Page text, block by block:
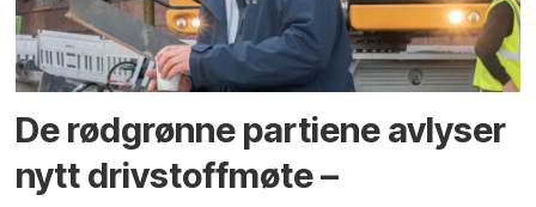
De rødgrønne partiene avlyser
nytt drivstoffmøte –